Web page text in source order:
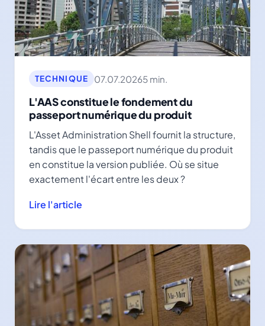
TECHNIQUE 07.07.20265 min.
L'AAS constitue le fondement du
passeport numérique du produit
L'Asset Administration Shell fournit la structure,
tandis que le passeport numérique du produit
en constitue la version publiée. Où se situe
exactement l'écart entre les deux ?
Lire l'article